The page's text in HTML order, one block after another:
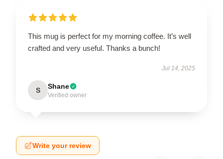
This mug is perfect for my morning coffee. It’s well
crafted and very useful. Thanks a bunch!
Jul 14, 2025
S Shane
Verified owner
Write your review